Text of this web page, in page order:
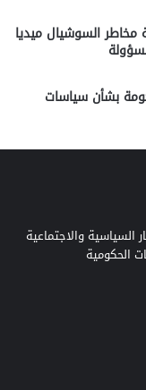
السوشيال ميديا
بشأن سياسات
السياسية والاجتماعية
الحكومية